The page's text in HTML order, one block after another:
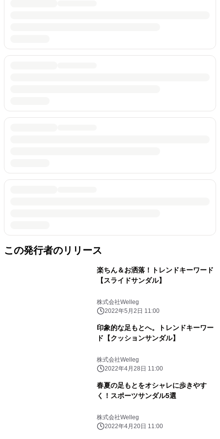
この発行者のリリース
楽ちん＆お洒落！トレンドキーワード
【スライドサンダル】
株式会社Welleg
2022年5月2日 11:00
印象的な足もとへ。トレンドキーワー
ド【クッションサンダル】
株式会社Welleg
2022年4月28日 11:00
春夏の足もとをオシャレに歩きやす
く！スポーツサンダル5選
株式会社Welleg
2022年4月20日 11:00